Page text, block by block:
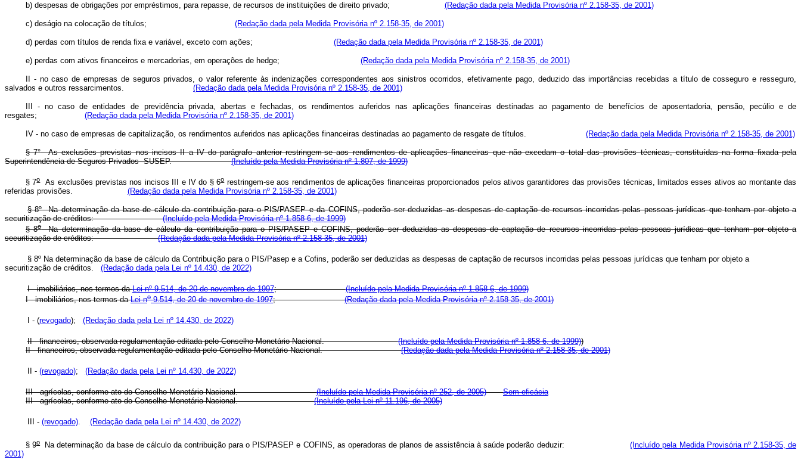
b) despesas de obrigações por empréstimos, para repasse, de recursos de instituições de direito privado; (Redação dada pela Medida Provisória nº 2.158-35, de 2001)
c) deságio na colocação de títulos; (Redação dada pela Medida Provisória nº 2.158-35, de 2001)
d) perdas com títulos de renda fixa e variável, exceto com ações; (Redação dada pela Medida Provisória nº 2.158-35, de 2001)
e) perdas com ativos financeiros e mercadorias, em operações de hedge; (Redação dada pela Medida Provisória nº 2.158-35, de 2001)
II - no caso de empresas de seguros privados, o valor referente às indenizações correspondentes aos sinistros ocorridos, efetivamente pago, deduzido das importâncias recebidas a título de cosseguro e resseguro,
salvados e outros ressarcimentos. (Redação dada pela Medida Provisória nº 2.158-35, de 2001)
III - no caso de entidades de previdência privada, abertas e fechadas, os rendimentos auferidos nas aplicações financeiras destinadas ao pagamento de benefícios de aposentadoria, pensão, pecúlio e de
resgates; (Redação dada pela Medida Provisória nº 2.158-35, de 2001)
IV - no caso de empresas de capitalização, os rendimentos auferidos nas aplicações financeiras destinadas ao pagamento de resgate de títulos. (Redação dada pela Medida Provisória nº 2.158-35, de 2001)
§ 7°As exclusões previstas nos incisos II a IV do parágrafo anterior restringem-se aos rendimentos de aplicações financeiras que não excedam o total das provisões técnicas, constituídas na forma fixada pela
Superintendência de Seguros Privados -SUSEP.(Incluído pela Medida Provisória nº 1.807, de 1999)
§ 7oAs exclusões previstas nos incisos III e IV do § 6orestringem-se aos rendimentos de aplicações financeiras proporcionados pelos ativos garantidores das provisões técnicas, limitados esses ativos ao montante das
referidas provisões. (Redação dada pela Medida Provisória nº 2.158-35, de 2001)
§ 8ºNa determinação da base de cálculo da contribuição para o PIS/PASEP e da COFINS, poderão ser deduzidas as despesas de captação de recursos incorridas pelas pessoas jurídicas que tenham por objeto a
securitização de créditos:(Incluído pela Medida Provisória nº 1.858-6, de 1999)
§ 8oNa determinação da base de cálculo da contribuição para o PIS/PASEP e COFINS, poderão ser deduzidas as despesas de captação de recursos incorridas pelas pessoas jurídicas que tenham por objeto a
securitização de créditos:(Redação dada pela Medida Provisória nº 2.158-35, de 2001)
§ 8º Na determinação da base de cálculo da Contribuição para o PIS/Pasep e a Cofins, poderão ser deduzidas as despesas de captação de recursos incorridas pelas pessoas jurídicas que tenham por objeto a
securitização de créditos. (Redação dada pela Lei nº 14.430, de 2022)
I - imobiliários, nos termos daLei nº 9.514, de 20 de novembro de 1997;(Incluído pela Medida Provisória nº 1.858-6, de 1999)
I - imobiliários, nos termos daLei no9.514, de 20 de novembro de 1997;(Redação dada pela Medida Provisória nº 2.158-35, de 2001)
I - (revogado); (Redação dada pela Lei nº 14.430, de 2022)
II - financeiros, observada regulamentação editada pelo Conselho Monetário Nacional.(Incluído pela Medida Provisória nº 1.858-6, de 1999))
II - financeiros, observada regulamentação editada pelo Conselho Monetário Nacional.(Redação dada pela Medida Provisória nº 2.158-35, de 2001)
II - (revogado); (Redação dada pela Lei nº 14.430, de 2022)
III - agrícolas, conforme ato do Conselho Monetário Nacional.(Incluído pela Medida Provisória nº 252, de 2005)
Sem eficácia
III - agrícolas, conforme ato do Conselho Monetário Nacional.(Incluído pela Lei nº 11.196, de 2005)
III - (revogado). (Redação dada pela Lei nº 14.430, de 2022)
§ 9oNa determinação da base de cálculo da contribuição para o PIS/PASEP e COFINS, as operadoras de planos de assistência à saúde poderão deduzir:(Incluído pela Medida Provisória nº 2.158-35, de
2001)